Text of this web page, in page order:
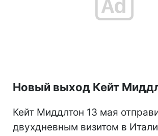
Новый выход Кейт
Кейт Миддлтон 13 мая
двухдневным визитом в